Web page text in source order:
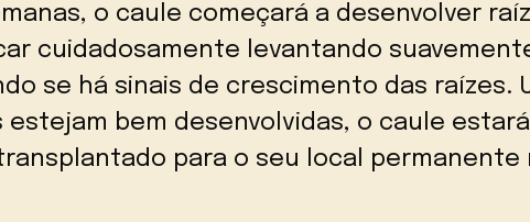
o caule começará a desenvolver
cuidadosamente levantando
se há sinais de crescimento das raízes.
estejam bem desenvolvidas, o caule estará
para o seu local permanente